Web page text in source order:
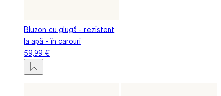
Bluzon cu glugă - rezistent
la apă - în carouri
59,99 €